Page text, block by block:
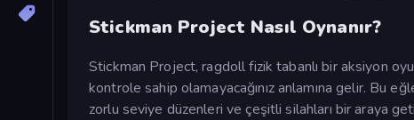
Stickman Project Nasıl Oynanır?
Stickman Project, ragdoll fizik tabanlı bir aksiyon
kontrole sahip olamayacağınız anlamına gelir. Bu
zorlu seviye düzenleri ve çeşitli silahları bir araya